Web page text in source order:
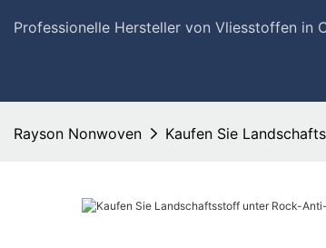
Professionelle Hersteller von Vliesstoffen in
Rayson Nonwoven Kaufen Sie